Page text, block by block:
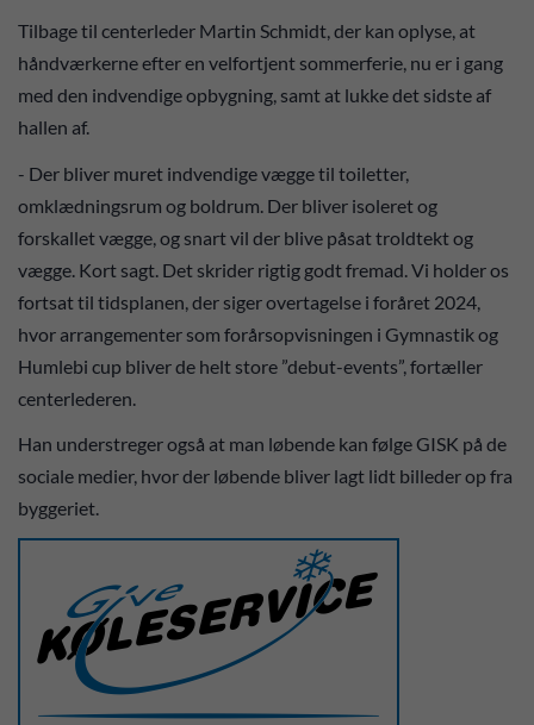
Tilbage til centerleder Martin Schmidt, der kan oplyse, at
håndværkerne efter en velfortjent sommerferie, nu er i gang
med den indvendige opbygning, samt at lukke det sidste af
hallen af.
- Der bliver muret indvendige vægge til toiletter,
omklædningsrum og boldrum. Der bliver isoleret og
forskallet vægge, og snart vil der blive påsat troldtekt og
vægge. Kort sagt. Det skrider rigtig godt fremad. Vi holder os
fortsat til tidsplanen, der siger overtagelse i foråret 2024,
hvor arrangementer som forårsopvisningen i Gymnastik og
Humlebi cup bliver de helt store ”debut-events”, fortæller
centerlederen.
Han understreger også at man løbende kan følge GISK på de
sociale medier, hvor der løbende bliver lagt lidt billeder op fra
byggeriet.